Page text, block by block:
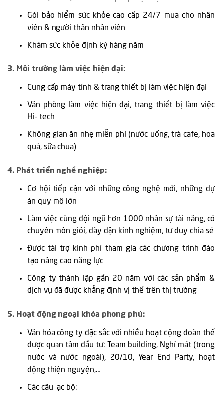
Gói bảo hiểm sức khỏe cao cấp 24/7 mua cho nhân
viên & người thân nhân viên
Khám sức khỏe định kỳ hàng năm
3. Môi trường làm việc hiện đại:
Cung cấp máy tính & trang thiết bị làm việc hiện đại
Văn phòng làm việc hiện đại, trang thiết bị làm việc
Hi- tech
Không gian ăn nhẹ miễn phí (nước uống, trà cafe, hoa
quả, sữa chua)
4. Phát triển nghề nghiệp:
Cơ hội tiếp cận với những công nghệ mới, những dự
án quy mô lớn
Làm việc cùng đội ngũ hơn 1000 nhân sự tài năng, có
chuyên môn giỏi, dày dặn kinh nghiệm, tư duy chia sẻ
Được tài trợ kinh phí tham gia các chương trình đào
tạo nâng cao năng lực
Công ty thành lập gần 20 năm với các sản phẩm &
dịch vụ đã được khẳng định vị thế trên thị trường
5. Hoạt động ngoại khóa phong phú:
Văn hóa công ty đặc sắc với nhiều hoạt động đoàn thể
được quan tâm đầu tư: Team building, Nghỉ mát (trong
nước và nước ngoài), 20/10, Year End Party, hoạt
động thiện nguyện,…
Các câu lạc bộ: